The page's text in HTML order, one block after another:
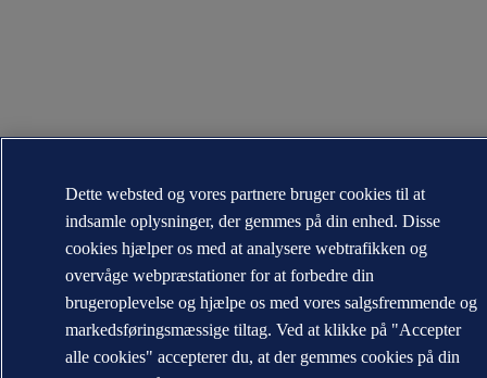
Dette websted og vores partnere bruger cookies til at
indsamle oplysninger, der gemmes på din enhed. Disse
cookies hjælper os med at analysere webtrafikken og
overvåge webpræstationer for at forbedre din
brugeroplevelse og hjælpe os med vores salgsfremmende og
markedsføringsmæssige tiltag. Ved at klikke på "Accepter
alle cookies" accepterer du, at der gemmes cookies på din